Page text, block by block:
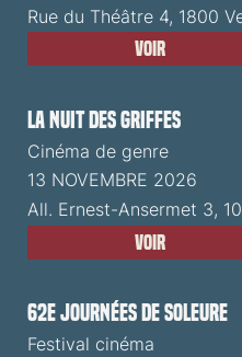
Rue du Théâtre 4, 1800
Voir
La Nuit des Griffes
Cinéma de genre
13 NOVEMBRE 2026
All. Ernest-Ansermet 3,
Voir
62e Journées de Soleure
Festival cinéma